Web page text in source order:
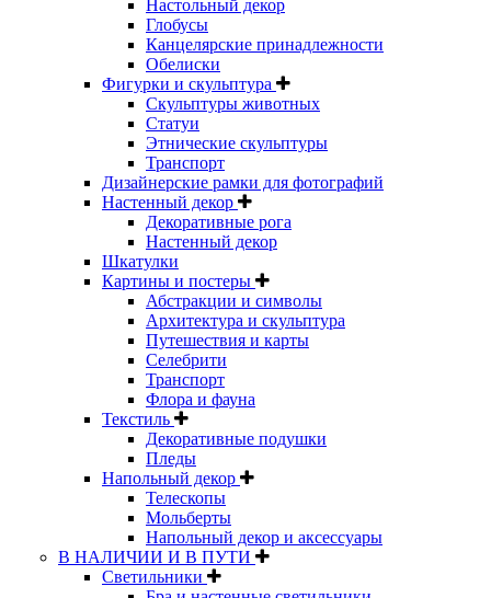
Настольный декор
Глобусы
Канцелярские принадлежности
Обелиски
Фигурки и скульптура
Скульптуры животных
Статуи
Этнические скульптуры
Транспорт
Дизайнерские рамки для фотографий
Настенный декор
Декоративные рога
Настенный декор
Шкатулки
Картины и постеры
Абстракции и символы
Архитектура и скульптура
Путешествия и карты
Селебрити
Транспорт
Флора и фауна
Текстиль
Декоративные подушки
Пледы
Напольный декор
Телескопы
Мольберты
Напольный декор и аксессуары
В НАЛИЧИИ И В ПУТИ
Светильники